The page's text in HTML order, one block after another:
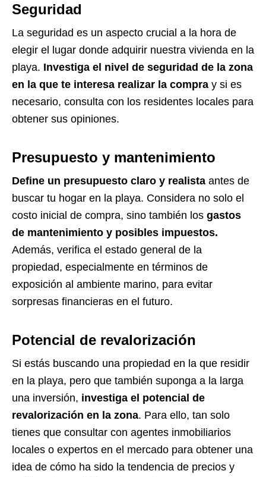
Seguridad
La seguridad es un aspecto crucial a la hora de
elegir el lugar donde adquirir nuestra vivienda en la
playa. Investiga el nivel de seguridad de la zona
en la que te interesa realizar la compra y si es
necesario, consulta con los residentes locales para
obtener sus opiniones.
Presupuesto y mantenimiento
Define un presupuesto claro y realista antes de
buscar tu hogar en la playa. Considera no solo el
costo inicial de compra, sino también los gastos
de mantenimiento y posibles impuestos.
Además, verifica el estado general de la
propiedad, especialmente en términos de
exposición al ambiente marino, para evitar
sorpresas financieras en el futuro.
Potencial de revalorización
Si estás buscando una propiedad en la que residir
en la playa, pero que también suponga a la larga
una inversión, investiga el potencial de
revalorización en la zona. Para ello, tan solo
tienes que consultar con agentes inmobiliarios
locales o expertos en el mercado para obtener una
idea de cómo ha sido la tendencia de precios y